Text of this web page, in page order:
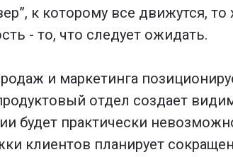
к которому все движутся,
- то, что следует ожидать.
и маркетинга
отдел создает
будет практически
клиентов планирует